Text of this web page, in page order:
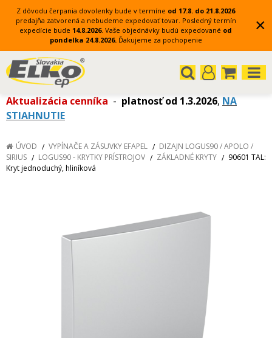
Z dôvodu čerpania dovolenky bude v termíne od 17.8. do 21.8.2026
predajňa zatvorená a nebudeme expedovať tovar. Posledný termín
expedície bude 14.8.2026. Vaše objednávky budú expedované od
pondelka 24.8.2026. Ďakujeme za pochopenie
×
Aktualizácia cenníka - platnosť od 1.3.2026, NA
STIAHNUTIE
ÚVOD VYPÍNAČE A ZÁSUVKY EFAPEL
DIZAJN LOGUS90 / APOLO /
SIRIUS
LOGUS90 - KRYTKY PRÍSTROJOV ZÁKLADNÉ KRYTY
90601 TAL:
Kryt jednoduchý, hliníková